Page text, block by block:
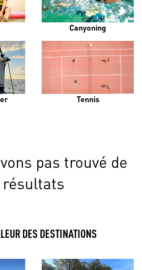
Canyoning
Tennis
pas trouvé de
résultats
DES DESTINATIONS